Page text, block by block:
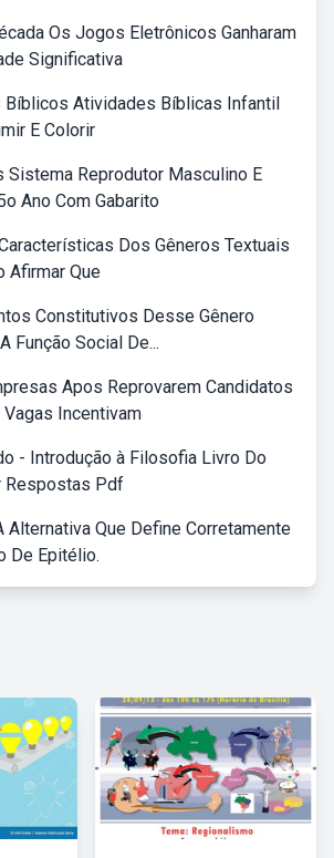
Os Jogos Eletrônicos Ganharam
Significativa
Bíblicos Atividades Bíblicas Infantil
E Colorir
Sistema Reprodutor Masculino E
Ano Com Gabarito
Dos Gêneros Textuais
Afirmar Que
Constitutivos Desse Gênero
Função Social De...
Apos Reprovarem Candidatos
Vagas Incentivam
- Introdução à Filosofia Livro Do
Respostas Pdf
Alternativa Que Define Corretamente
De Epitélio.